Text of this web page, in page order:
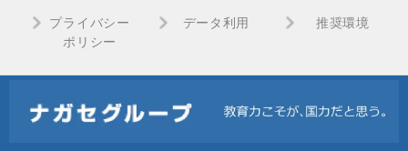
プライバシー
ポリシー
データ利用 推奨環境